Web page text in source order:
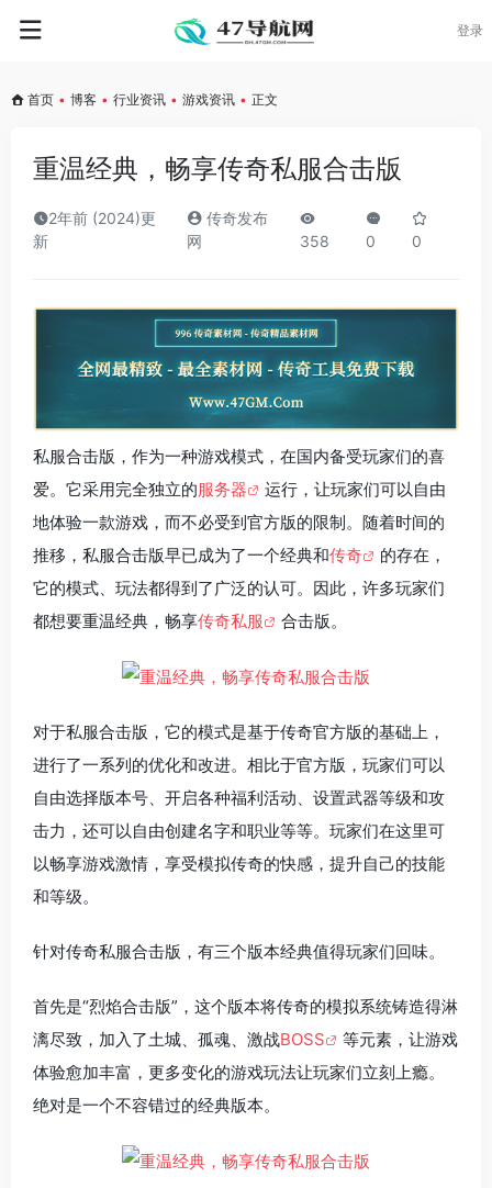
登录
首页 • 博客 • 行业资讯 • 游戏资讯 • 正文
重温经典，畅享传奇私服合击版
2年前 (2024)更
新
传奇发布
网
358 0 0
私服合击版，作为一种游戏模式，在国内备受玩家们的喜
爱。它采用完全独立的服务器
运行，让玩家们可以自由
地体验一款游戏，而不必受到官方版的限制。随着时间的
推移，私服合击版早已成为了一个经典和传奇
的存在，
它的模式、玩法都得到了广泛的认可。因此，许多玩家们
都想要重温经典，畅享传奇私服 合击版。
对于私服合击版，它的模式是基于传奇官方版的基础上，
进行了一系列的优化和改进。相比于官方版，玩家们可以
自由选择版本号、开启各种福利活动、设置武器等级和攻
击力，还可以自由创建名字和职业等等。玩家们在这里可
以畅享游戏激情，享受模拟传奇的快感，提升自己的技能
和等级。
针对传奇私服合击版，有三个版本经典值得玩家们回味。
首先是“烈焰合击版”，这个版本将传奇的模拟系统铸造得淋
漓尽致，加入了土城、孤魂、激战BOSS
等元素，让游戏
体验愈加丰富，更多变化的游戏玩法让玩家们立刻上瘾。
绝对是一个不容错过的经典版本。